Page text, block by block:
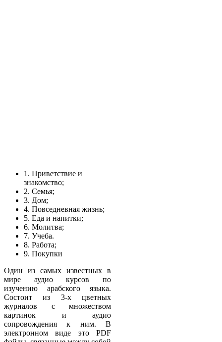
1. Приветствие и
знакомство;
2. Семья;
3. Дом;
4. Повседневная жизнь;
5. Еда и напитки;
6. Молитва;
7. Учеба.
8. Работа;
9. Покупки
Один из самых известных в
мире аудио курсов по
изучению арабского языка.
Состоит из 3-х цветных
журналов с множеством
картинок и аудио
сопровождения к ним. В
электронном виде это PDF